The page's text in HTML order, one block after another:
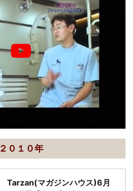
２０１０年
Tarzan(マガジンハウス)6月